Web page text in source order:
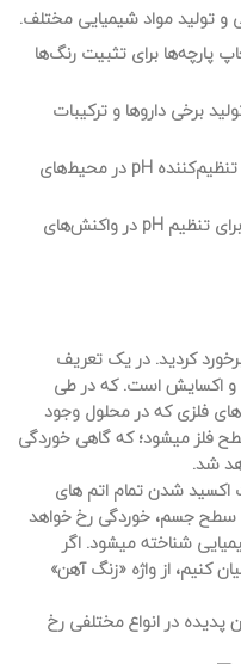
و تولید مواد شیمیایی مختلف.
پارچه‌ها برای تثبیت رنگ‌ها
برخی داروها و ترکیبات
: به عنوان ماده تنظیم‌کننده pH در محیط‌های
: به عنوان ماده‌ای برای تنظیم pH در واکنش‌های
کردید. در یک تعریف
و اکسایشاست. که در طی
فلزی که در محلول وجود
فلز میشود؛ که گاهی خوردگی
شد.
اکسید شدن تمام اتم های
جسم، خوردگی رخ خواهد
شناخته میشود. اگر
کنیم، از واژه «زنگ آهن»
در انواع مختلفی رخ